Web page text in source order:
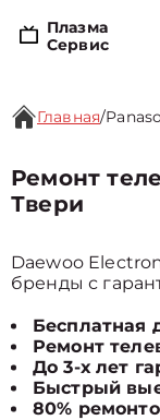
Плазма
Сервис
Главная/
Ремонт
Твери
Daewoo
бренды с
Бесплатная
Ремонт
До 3-х лет
Быстрый
80%